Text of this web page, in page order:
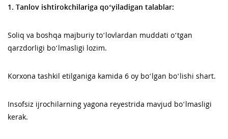
1. Tanlov ishtirokchilariga qo‘yiladigan talablar:
Soliq va boshqa majburiy to‘lovlardan muddati o‘tgan
qarzdorligi bo‘lmasligi lozim.
Korxona tashkil etilganiga kamida 6 oy bo‘lgan bo‘lishi shart.
Insofsiz ijrochilarning yagona reyestrida mavjud bo‘lmasligi
kerak.